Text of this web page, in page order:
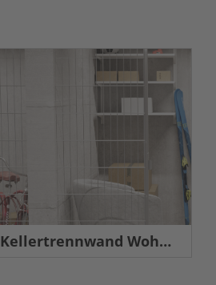
Kellertrennwand Wohnbau